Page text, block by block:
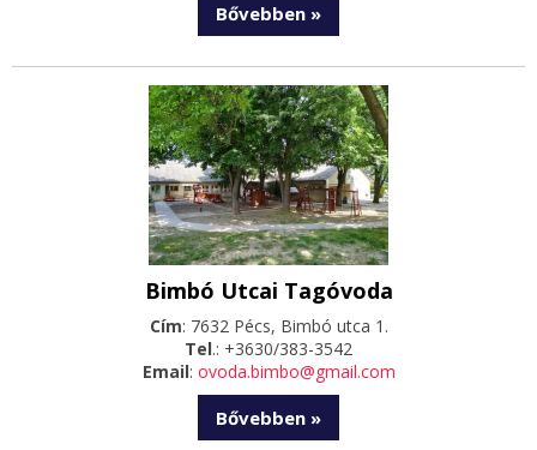
Bővebben »
Bimbó Utcai Tagóvoda
Cím: 7632 Pécs, Bimbó utca 1.
Tel.: +3630/383-3542
Email: ovoda.bimbo@gmail.com
Bővebben »